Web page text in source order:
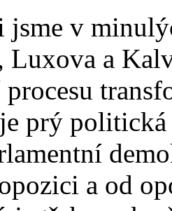
jsme v
Luxova a
prý
a od